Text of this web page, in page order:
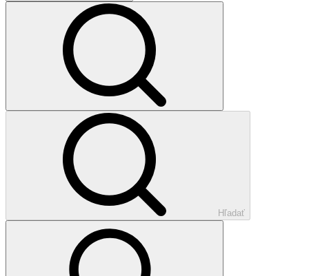
Hľadať